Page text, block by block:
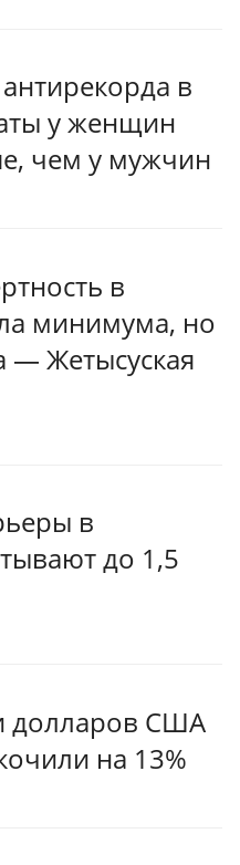
в
у женщин
чем у мужчин
в
минимума, но
— Жетысуская
в
до 1,5
долларов США
на 13%